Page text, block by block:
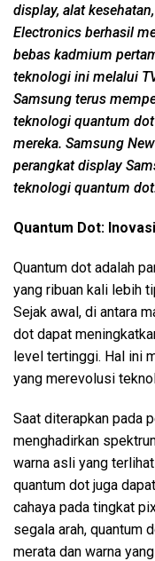
display, alat
Electronics berhasil
bebas kadmium
teknologi ini melalui
Samsung terus
teknologi quantum
mereka. Samsung
perangkat display
teknologi quantum
Quantum Dot:
Quantum dot adalah
yang ribuan kali lebih
Sejak awal, di antara
dot dapat
level tertinggi. Hal ini
yang merevolusi
Saat diterapkan pada
menghadirkan
warna asli yang
quantum dot juga
cahaya pada tingkat
segala arah, quantum
merata dan warna